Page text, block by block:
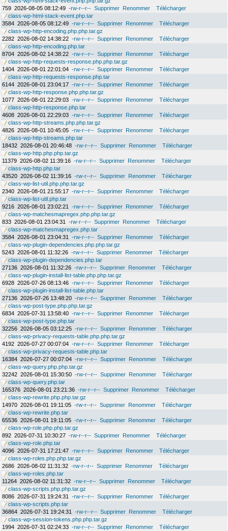
759 2026-08-05 08:12:49 -rw-r--r-- Supprimer Renommer
Télécharger
class-wp-html-stack-event.php.tar
3584 2026-08-05 08:12:49 -rw-r--r-- Supprimer Renommer
Télécharger
class-wp-http-encoding.php.php.tar.gz
2282 2026-08-02 14:38:22 -rw-r--r-- Supprimer Renommer
Télécharger
class-wp-http-encoding.php.tar
8704 2026-08-02 14:38:22 -rw-r--r-- Supprimer Renommer
Télécharger
class-wp-http-requests-response.php.php.tar.gz
1404 2026-08-01 22:01:04 -rw-r--r-- Supprimer Renommer
Télécharger
class-wp-http-requests-response.php.tar
6144 2026-08-01 23:04:17 -rw-r--r-- Supprimer Renommer
Télécharger
class-wp-http-response.php.php.tar.gz
1077 2026-08-01 22:29:03 -rw-r--r-- Supprimer Renommer
Télécharger
class-wp-http-response.php.tar
4608 2026-08-01 22:29:03 -rw-r--r-- Supprimer Renommer
Télécharger
class-wp-http-streams.php.php.tar.gz
4826 2026-08-01 10:45:05 -rw-r--r-- Supprimer Renommer
Télécharger
class-wp-http-streams.php.tar
18432 2026-08-01 20:46:48 -rw-r--r-- Supprimer Renommer
Télécharger
class-wp-http.php.php.tar.gz
11379 2026-08-02 11:39:16 -rw-r--r-- Supprimer Renommer
Télécharger
class-wp-http.php.tar
43520 2026-08-02 11:39:16 -rw-r--r-- Supprimer Renommer
Télécharger
class-wp-list-util.php.php.tar.gz
2340 2026-08-01 21:55:17 -rw-r--r-- Supprimer Renommer
Télécharger
class-wp-list-util.php.tar
9216 2026-08-01 23:02:21 -rw-r--r-- Supprimer Renommer
Télécharger
class-wp-matchesmapregex.php.php.tar.gz
833 2026-08-01 23:04:31 -rw-r--r-- Supprimer Renommer
Télécharger
class-wp-matchesmapregex.php.tar
3584 2026-08-01 23:04:31 -rw-r--r-- Supprimer Renommer
Télécharger
class-wp-plugin-dependencies.php.php.tar.gz
5243 2026-08-01 11:32:26 -rw-r--r-- Supprimer Renommer
Télécharger
class-wp-plugin-dependencies.php.tar
27136 2026-08-01 11:32:26 -rw-r--r-- Supprimer Renommer
Télécharger
class-wp-plugin-install-list-table.php.php.tar.gz
6928 2026-07-26 08:13:46 -rw-r--r-- Supprimer Renommer
Télécharger
class-wp-plugin-install-list-table.php.tar
27136 2026-07-26 13:48:20 -rw-r--r-- Supprimer Renommer
Télécharger
class-wp-post-type.php.php.tar.gz
6834 2026-07-31 13:58:40 -rw-r--r-- Supprimer Renommer
Télécharger
class-wp-post-type.php.tar
32256 2026-08-05 03:12:25 -rw-r--r-- Supprimer Renommer
Télécharger
class-wp-privacy-requests-table.php.php.tar.gz
4192 2026-07-27 00:07:04 -rw-r--r-- Supprimer Renommer
Télécharger
class-wp-privacy-requests-table.php.tar
16384 2026-07-27 00:07:04 -rw-r--r-- Supprimer Renommer
Télécharger
class-wp-query.php.php.tar.gz
32242 2026-08-01 15:30:50 -rw-r--r-- Supprimer Renommer
Télécharger
class-wp-query.php.tar
165376 2026-08-01 23:21:36 -rw-r--r-- Supprimer Renommer
Télécharger
class-wp-rewrite.php.php.tar.gz
14970 2026-08-01 19:11:05 -rw-r--r-- Supprimer Renommer
Télécharger
class-wp-rewrite.php.tar
65536 2026-08-01 19:11:05 -rw-r--r-- Supprimer Renommer
Télécharger
class-wp-role.php.php.tar.gz
892 2026-07-31 10:30:27 -rw-r--r-- Supprimer Renommer
Télécharger
class-wp-role.php.tar
4096 2026-07-31 17:21:47 -rw-r--r-- Supprimer Renommer
Télécharger
class-wp-roles.php.php.tar.gz
2686 2026-08-02 11:31:32 -rw-r--r-- Supprimer Renommer
Télécharger
class-wp-roles.php.tar
11264 2026-08-02 11:31:32 -rw-r--r-- Supprimer Renommer
Télécharger
class-wp-scripts.php.php.tar.gz
8086 2026-07-31 19:24:31 -rw-r--r-- Supprimer Renommer
Télécharger
class-wp-scripts.php.tar
36864 2026-07-31 19:24:31 -rw-r--r-- Supprimer Renommer
Télécharger
class-wp-session-tokens.php.php.tar.gz
1994 2026-07-31 02:24:33 -rw-r--r-- Supprimer Renommer Télécharger